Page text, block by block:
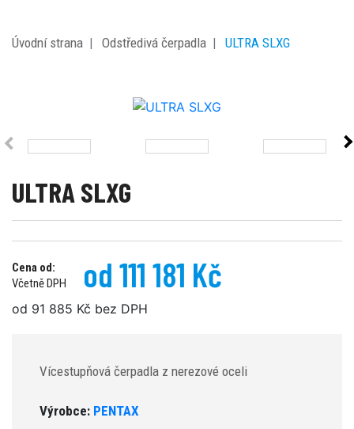
Úvodní strana Odstředivá čerpadla ULTRA SLXG
ULTRA SLXG
Cena od:
Včetně DPH
od 111 181 Kč
od 91 885 Kč bez DPH
Vícestupňová čerpadla z nerezové oceli
Výrobce: PENTAX